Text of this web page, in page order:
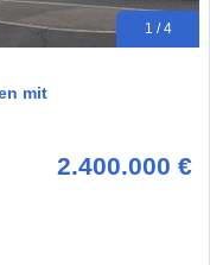
1 / 4
mit
2.400.000 €